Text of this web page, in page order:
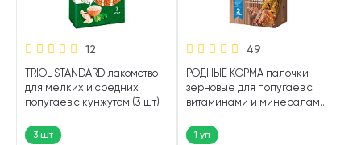
12
TRIOL STANDARD лакомство
для мелких и средних
попугаев с кунжутом (3 шт)
3 шт
49
РОДНЫЕ КОРМА палочки
зерновые для попугаев с
витаминами и минералами
1 уп